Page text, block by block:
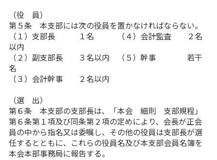
（役 員）
第５条 本支部には次の役員を置かなければならない。
（１）支部長 １名 （４）会計監査 ２名
以内
（２）副支部長 ３名以内 （５）幹事 若干
名
（３）会計幹事 ２名以内
（選 出）
第６条 本支部の支部長は、「本会 細則 支部規程」
第６条第１項及び同条第２項の定めにより、会長が正会
員の中から指名又は委嘱し、その他の役員は支部長が選
任するとともに、これらの役員名及び本支部会員名簿を
本会本部事務局に報告する。